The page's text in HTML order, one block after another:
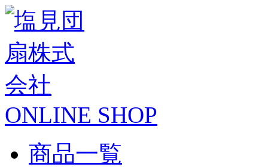
ONLINE SHOP
商品一覧